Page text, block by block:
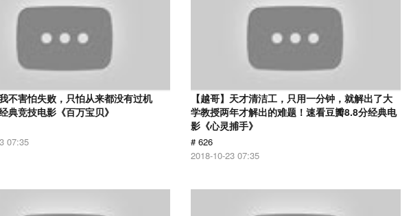
我不害怕失败，只怕从来都没有过机
典竞技电影《百万宝贝》
07:35
【越哥】天才清洁工，只用一分钟，就解出了大
学教授两年才解出的难题！速看豆瓣8.8分经典电
影《心灵捕手》
# 626
2018-10-23 07:35